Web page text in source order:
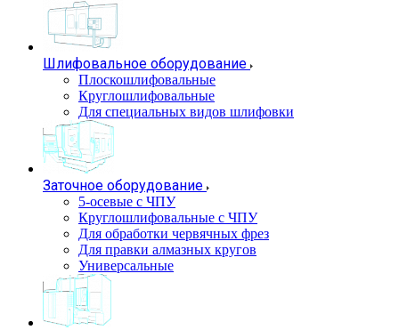
Шлифовальное оборудование
Плоскошлифовальные
Круглошлифовальные
Для специальных видов шлифовки
Заточное оборудование
5-осевые с ЧПУ
Круглошлифовальные с ЧПУ
Для обработки червячных фрез
Для правки алмазных кругов
Универсальные